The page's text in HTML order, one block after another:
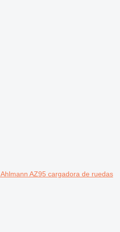
Ahlmann AZ95 cargadora de ruedas